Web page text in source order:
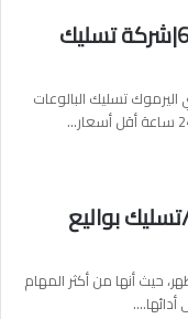
تسليك مجاري اليرموك|60001486|شركة تسليك
تسليك البالوعات
مجاري الظهر /60001486/تسليك بواليع
بواليع الظهر، حيث أنها من أكثر المهام